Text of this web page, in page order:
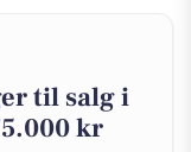
til salg i
kr